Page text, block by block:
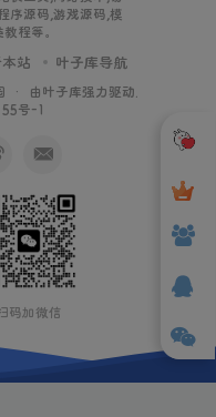
序源码,游戏源码,模
程等。
站 叶子库导航
· 由 叶子库强力驱动.
号-1
码加微信